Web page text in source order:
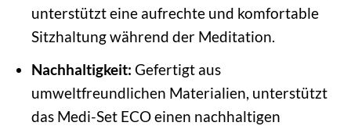
unterstützt eine aufrechte und komfortable
Sitzhaltung während der Meditation.
Nachhaltigkeit: Gefertigt aus
umweltfreundlichen Materialien, unterstützt
das Medi-Set ECO einen nachhaltigen